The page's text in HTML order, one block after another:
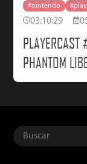
#nintendo
03:10:29
PHANTOM